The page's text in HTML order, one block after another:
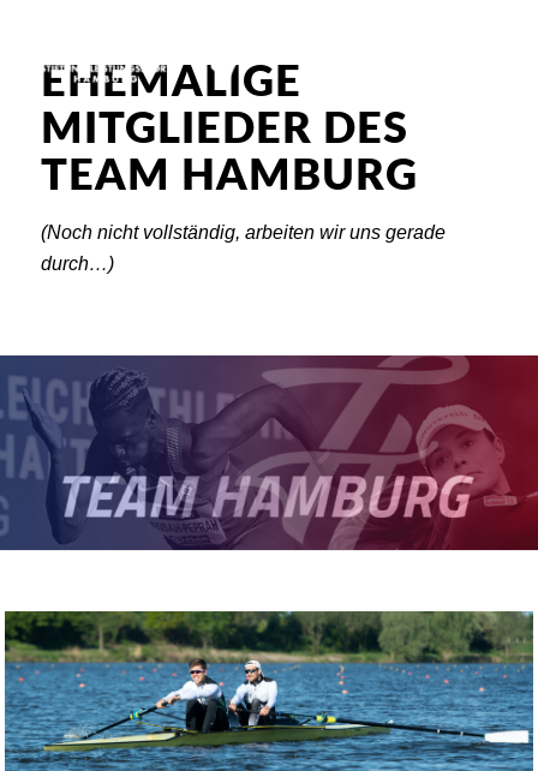
EHEMALIGE
MITGLIEDER DES
TEAM HAMBURG
(Noch nicht vollständig, arbeiten wir uns gerade
durch…)